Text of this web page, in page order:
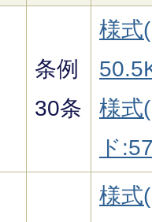
条例
30条
様式
様式
ド
様式